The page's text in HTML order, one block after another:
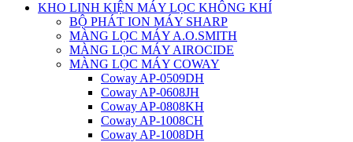
KHO LINH KIỆN MÁY LỌC KHÔNG KHÍ
BỘ PHÁT ION MÁY SHARP
MÀNG LỌC MÁY A.O.SMITH
MÀNG LỌC MÁY AIROCIDE
MÀNG LỌC MÁY COWAY
Coway AP-0509DH
Coway AP-0608JH
Coway AP-0808KH
Coway AP-1008CH
Coway AP-1008DH